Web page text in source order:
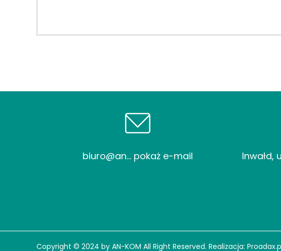
biuro@an... pokaż e-mail
Inwałd,
Copyright © 2024 by AN-KOM All Right Reserved. Realizacja: